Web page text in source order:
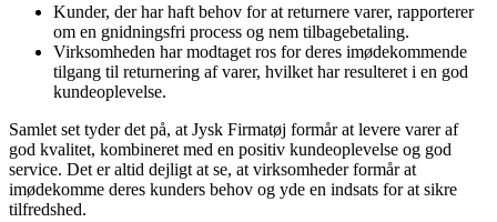
Kunder, der har haft behov for at returnere varer, rapporterer
om en gnidningsfri process og nem tilbagebetaling.
Virksomheden har modtaget ros for deres imødekommende
tilgang til returnering af varer, hvilket har resulteret i en god
kundeoplevelse.
Samlet set tyder det på, at Jysk Firmatøj formår at levere varer af
god kvalitet, kombineret med en positiv kundeoplevelse og god
service. Det er altid dejligt at se, at virksomheder formår at
imødekomme deres kunders behov og yde en indsats for at sikre
tilfredshed.